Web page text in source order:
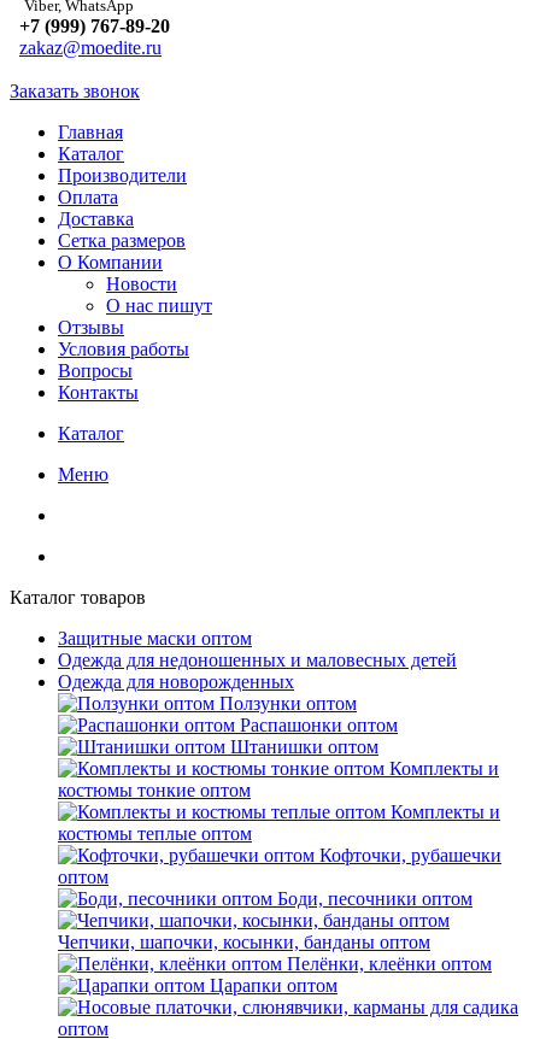
Viber, WhatsApp
+7 (999) 767-89-20
zakaz@moedite.ru
Заказать звонок
Главная
Каталог
Производители
Оплата
Доставка
Сетка размеров
О Компании
Новости
О нас пишут
Отзывы
Условия работы
Вопросы
Контакты
Каталог
Меню
Каталог товаров
Защитные маски оптом
Одежда для недоношенных и маловесных детей
Одежда для новорожденных
Ползунки оптом
Распашонки оптом
Штанишки оптом
Комплекты и
костюмы тонкие оптом
Комплекты и
костюмы теплые оптом
Кофточки, рубашечки
оптом
Боди, песочники оптом
Чепчики, шапочки, косынки, банданы оптом
Пелёнки, клеёнки оптом
Царапки оптом